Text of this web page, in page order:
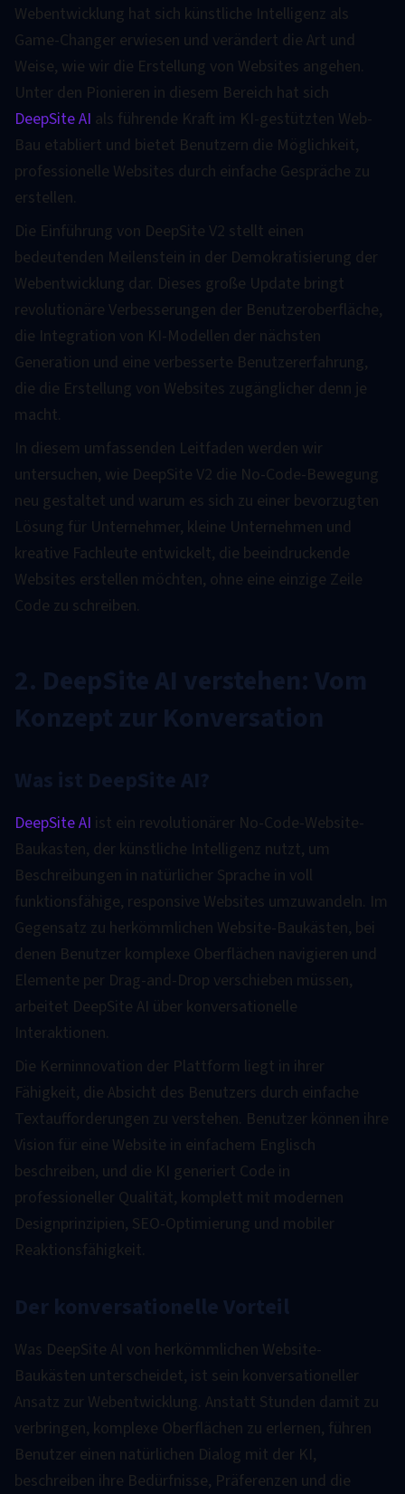
Webentwicklung hat sich künstliche Intelligenz als
Game-Changer erwiesen und verändert die Art und
Weise, wie wir die Erstellung von Websites angehen.
Unter den Pionieren in diesem Bereich hat sich
DeepSite AI als führende Kraft im KI-gestützten Web-
Bau etabliert und bietet Benutzern die Möglichkeit,
professionelle Websites durch einfache Gespräche zu
erstellen.
Die Einführung von DeepSite V2 stellt einen
bedeutenden Meilenstein in der Demokratisierung der
Webentwicklung dar. Dieses große Update bringt
revolutionäre Verbesserungen der Benutzeroberfläche,
die Integration von KI-Modellen der nächsten
Generation und eine verbesserte Benutzererfahrung,
die die Erstellung von Websites zugänglicher denn je
macht.
In diesem umfassenden Leitfaden werden wir
untersuchen, wie DeepSite V2 die No-Code-Bewegung
neu gestaltet und warum es sich zu einer bevorzugten
Lösung für Unternehmer, kleine Unternehmen und
kreative Fachleute entwickelt, die beeindruckende
Websites erstellen möchten, ohne eine einzige Zeile
Code zu schreiben.
2. DeepSite AI verstehen: Vom
Konzept zur Konversation
Was ist DeepSite AI?
DeepSite AI ist ein revolutionärer No-Code-Website-
Baukasten, der künstliche Intelligenz nutzt, um
Beschreibungen in natürlicher Sprache in voll
funktionsfähige, responsive Websites umzuwandeln. Im
Gegensatz zu herkömmlichen Website-Baukästen, bei
denen Benutzer komplexe Oberflächen navigieren und
Elemente per Drag-and-Drop verschieben müssen,
arbeitet DeepSite AI über konversationelle
Interaktionen.
Die Kerninnovation der Plattform liegt in ihrer
Fähigkeit, die Absicht des Benutzers durch einfache
Textaufforderungen zu verstehen. Benutzer können ihre
Vision für eine Website in einfachem Englisch
beschreiben, und die KI generiert Code in
professioneller Qualität, komplett mit modernen
Designprinzipien, SEO-Optimierung und mobiler
Reaktionsfähigkeit.
Der konversationelle Vorteil
Was DeepSite AI von herkömmlichen Website-
Baukästen unterscheidet, ist sein konversationeller
Ansatz zur Webentwicklung. Anstatt Stunden damit zu
verbringen, komplexe Oberflächen zu erlernen, führen
Benutzer einen natürlichen Dialog mit der KI,
beschreiben ihre Bedürfnisse, Präferenzen und die